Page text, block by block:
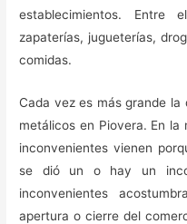
establecimientos. Entre
zapaterías, jugueterías,
comidas.
Cada vez es más grande
metálicos en Piovera. En
inconvenientes vienen
se dió un o hay un
inconvenientes
apertura o cierre del